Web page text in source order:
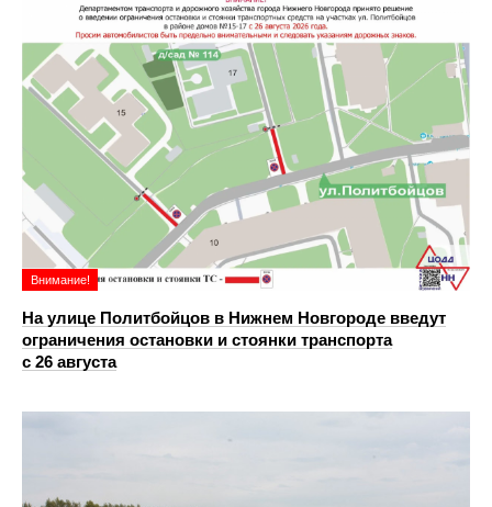
Внимание!
На улице Политбойцов в Нижнем Новгороде введут
ограничения остановки и стоянки транспорта
с 26 августа